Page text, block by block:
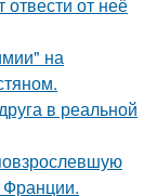
на
в реальной
Франции.